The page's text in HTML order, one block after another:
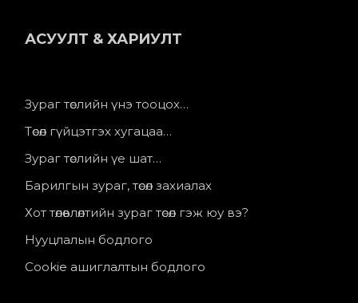
АСУУЛТ & ХАРИУЛТ
Зураг төслийн үнэ тооцох…
Төсөл гүйцэтгэх хугацаа…
Зураг төслийн үе шат…
Барилгын зураг, төсөл захиалах
Хот төлөвлөлтийн зураг төсөл гэж юу вэ?
Нууцлалын бодлого
Cookie ашиглалтын бодлого